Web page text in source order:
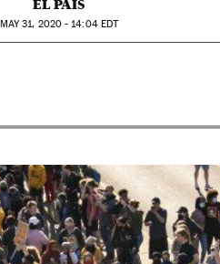
EL PAÍS
MAY31, 2020 - 14:04EDT